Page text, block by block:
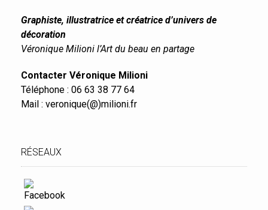
Graphiste, illustratrice et créatrice d’univers de
décoration
Véronique Milioni l’Art du beau en partage
Contacter Véronique Milioni
Téléphone : 06 63 38 77 64
Mail : veronique(@)milioni.fr
RÉSEAUX